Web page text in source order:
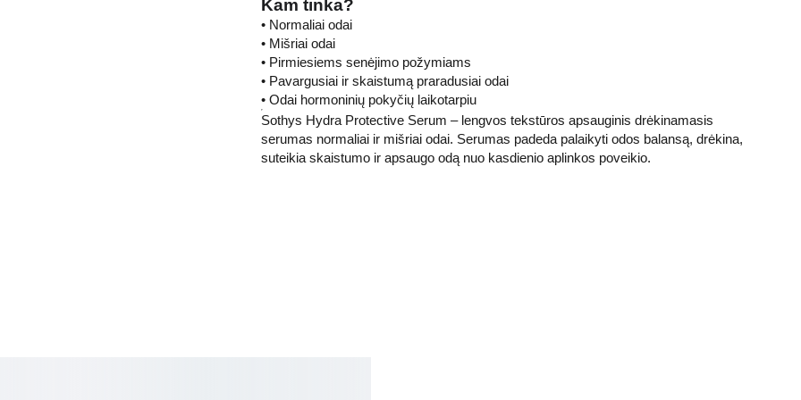
Kam tinka?
• Normaliai odai
• Mišriai odai
• Pirmiesiems senėjimo požymiams
• Pavargusiai ir skaistumą praradusiai odai
• Odai hormoninių pokyčių laikotarpiu
Sothys Hydra Protective Serum – lengvos tekstūros apsauginis drėkinamasis
serumas normaliai ir mišriai odai. Serumas padeda palaikyti odos balansą, drėkina,
suteikia skaistumo ir apsaugo odą nuo kasdienio aplinkos poveikio.